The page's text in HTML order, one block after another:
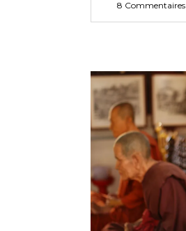
8 Commentaires